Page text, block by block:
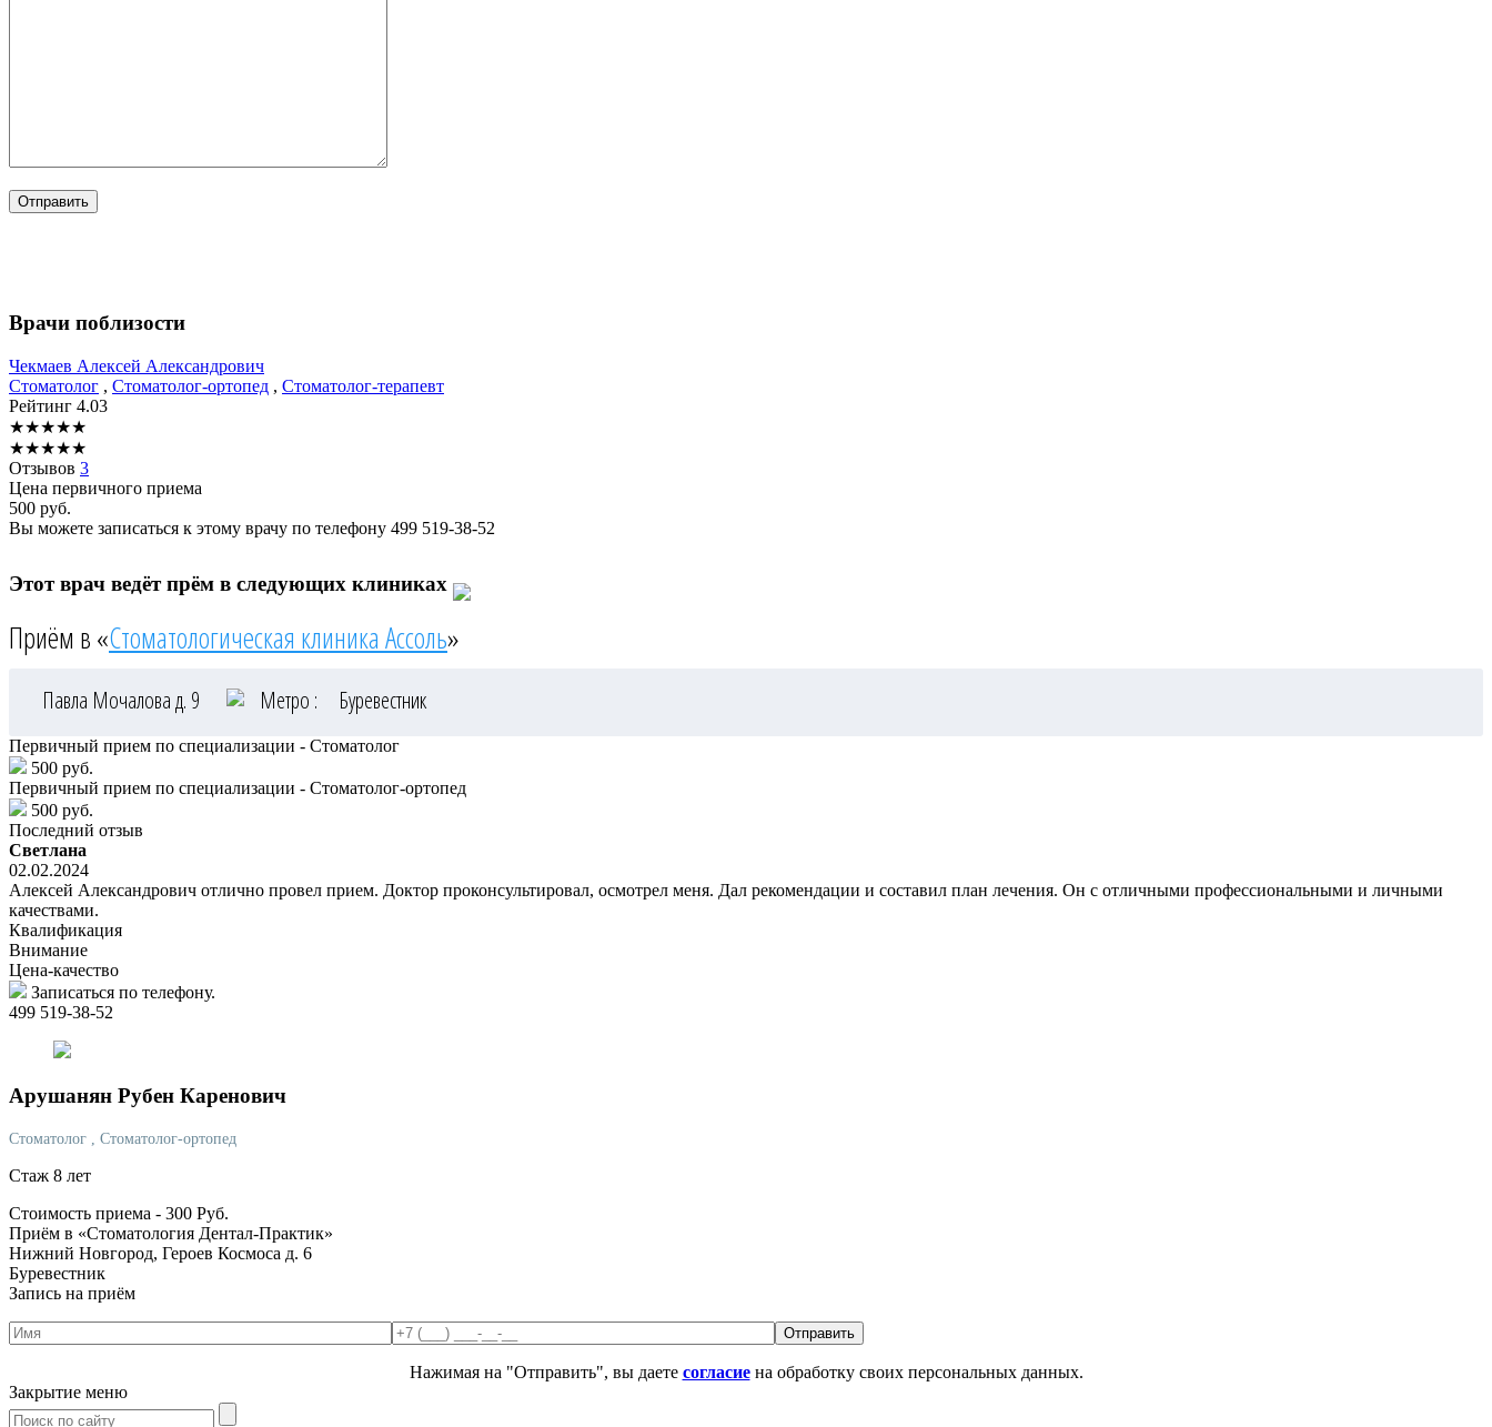
Врачи поблизости
Чекмаев Алексей Александрович
Стоматолог , Стоматолог-ортопед , Стоматолог-терапевт
Рейтинг 4.03
★★★★★
★★★★★
Отзывов 3
Цена первичного приема
500 руб.
Вы можете записаться к этому врачу по телефону 499 519-38-52
Этот врач ведёт прём в следующих клиниках
Приём в «Стоматологическая клиника Ассоль»
Павла Мочалова д. 9 Метро : Буревестник
Первичный прием по специализации - Стоматолог
500 руб.
Первичный прием по специализации - Стоматолог-ортопед
500 руб.
Последний отзыв
Светлана
02.02.2024
Алексей Александрович отлично провел прием. Доктор проконсультировал, осмотрел меня. Дал рекомендации и составил план лечения. Он с отличными профессиональными и личными
качествами.
Квалификация
Внимание
Цена-качество
Записаться по телефону.
499 519-38-52
Арушанян Рубен Каренович
Стоматолог , Стоматолог-ортопед
Стаж 8 лет
Стоимость приема - 300 Руб.
Приём в «Стоматология Дентал-Практик»
Нижний Новгород, Героев Космоса д. 6
Буревестник
Запись на приём
Нажимая на "Отправить", вы даете согласиена обработку своих персональных данных.
Закрытие меню